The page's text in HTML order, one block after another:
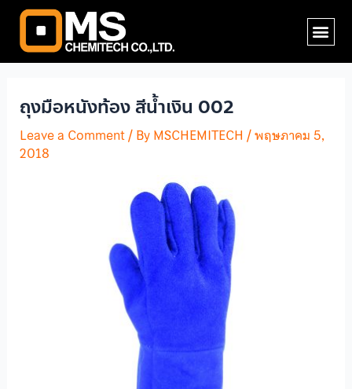
Skip
content
ถุงมือหนังท้อง สีน้ำเงิน 002
Leave a Comment/ ByMSCHEMITECH /พฤษภาคม 5,
2018
Post
navigation